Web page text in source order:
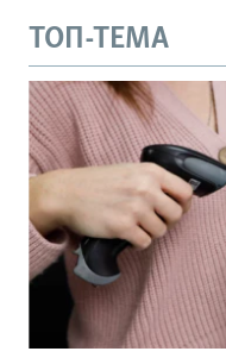
ТОП-ТЕМА